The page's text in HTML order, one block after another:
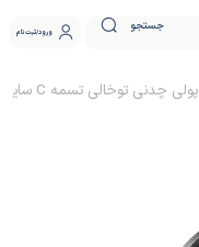
جستجو ورود ثبت نام
پولی چدنی توخالی تسمه C سایز 30 ساده (بدون نافی)